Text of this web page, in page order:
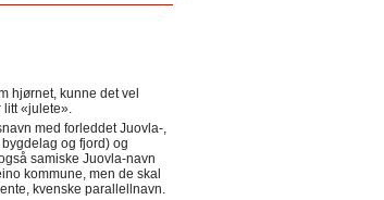
hjørnet, kunne det vel
litt «julete».
med forleddet Juovla-,
og fjord) og
samiske Juovla-navn
kommune, men de skal
kvenske parallellnavn.